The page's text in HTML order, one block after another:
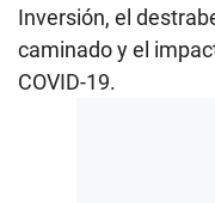
Inversión, el
caminado y el
COVID-19.